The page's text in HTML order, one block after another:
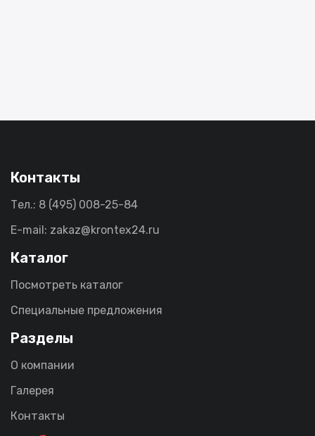
Контакты
Тел.: 8 (495) 008-25-84
E-mail: zakaz@krontex24.ru
Каталог
Посмотреть каталог
Специальные предложения
Разделы
О компании
Галерея
Контакты